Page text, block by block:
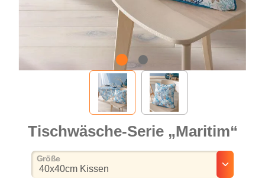
Tischwäsche-Serie „Maritim“
Größeauswählen